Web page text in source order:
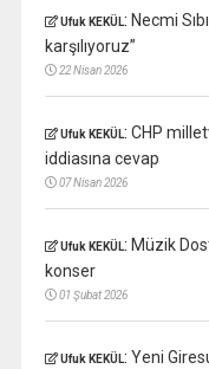
Ufuk KEKÜL: Necmi
karşılıyoruz”
22 Nisan 2026
Ufuk KEKÜL: CHP
iddiasına cevap
07 Nisan 2026
Ufuk KEKÜL: Müzik
konser
01 Şubat 2026
Ufuk KEKÜL: Yeni